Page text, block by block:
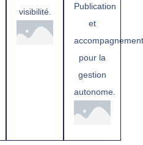
visibilité.
Publication
et
accompagnement
pour la
gestion
autonome.